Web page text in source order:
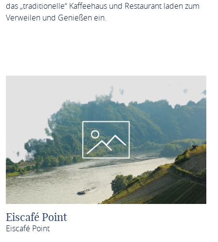
das „traditionelle“ Kaffeehaus und Restaurant laden zum
Verweilen und Genießen ein.
Eiscafé Point
Eiscafé Point